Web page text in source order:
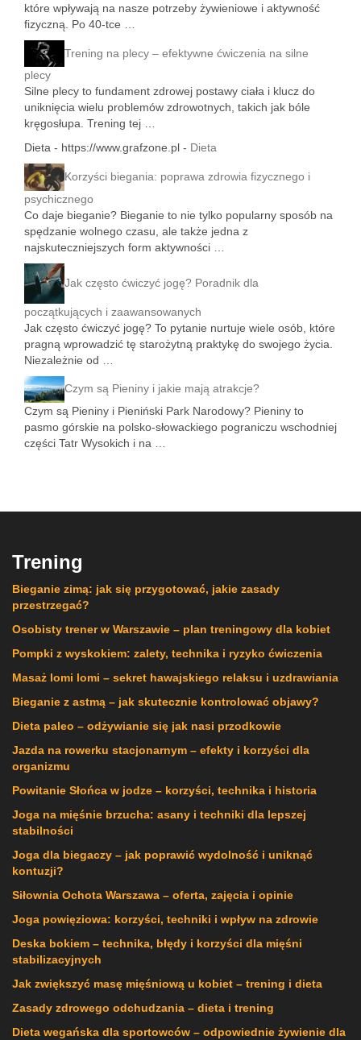
które wpływają na nasze potrzeby żywieniowe i aktywność
fizyczną. Po 40-tce …
Trening na plecy – efektywne ćwiczenia na silne
plecy
Silne plecy to fundament zdrowej postawy ciała i klucz do
uniknięcia wielu problemów zdrowotnych, takich jak bóle
kręgosłupa. Trening tej …
Dieta - https://www.grafzone.pl - Dieta
Korzyści biegania: poprawa zdrowia fizycznego i
psychicznego
Co daje bieganie? Bieganie to nie tylko popularny sposób na
spędzanie wolnego czasu, ale także jedna z
najskuteczniejszych form aktywności …
Jak często ćwiczyć jogę? Poradnik dla
początkujących i zaawansowanych
Jak często ćwiczyć jogę? To pytanie nurtuje wiele osób, które
pragną wprowadzić tę starożytną praktykę do swojego życia.
Niezależnie od …
Czym są Pieniny i jakie mają atrakcje?
Czym są Pieniny i Pieniński Park Narodowy? Pieniny to
pasmo górskie na polsko-słowackiego pograniczu wschodniej
części Tatr Wysokich i na …
Trening
Bieganie zimą: jak się przygotować, jakie zasady
przestrzegać?
Osobisty trener w Warszawie – plan treningowy dla kobiet
Pompki z wyskokiem: zalety, technika i ryzyko ćwiczenia
Masaż lomi lomi – sekret hawajskiego relaksu i uzdrawiania
Bieganie z astmą – jak skutecznie kontrolować objawy?
Dieta paleo – odżywianie się jak nasi przodkowie
Jazda na rowerku stacjonarnym – efekty i korzyści dla
organizmu
Powitanie Słońca w jodze – korzyści, technika i historia
Joga na mięśnie brzucha: asany i techniki dla lepszej
stabilności
Joga dla biegaczy – jak poprawić wydolność i uniknąć
kontuzji?
Siłownia Ochota Warszawa – oferta, zajęcia i opinie
Joga powięziowa: korzyści, techniki i wpływ na zdrowie
Deska bokiem – technika, błędy i korzyści dla mięśni
stabilizacyjnych
Jak zwiększyć masę mięśniową u kobiet – trening i dieta
Zasady zdrowego odchudzania – dieta i trening
Dieta wegańska dla sportowców – odpowiednie żywienie dla